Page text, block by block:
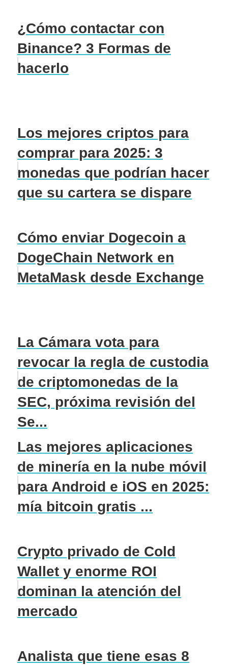
¿Cómo contactar con
Binance? 3 Formas de
hacerlo
Los mejores criptos para
comprar para 2025: 3
monedas que podrían hacer
que su cartera se dispare
Cómo enviar Dogecoin a
DogeChain Network en
MetaMask desde Exchange
La Cámara vota para
revocar la regla de custodia
de criptomonedas de la
SEC, próxima revisión del
Se...
Las mejores aplicaciones
de minería en la nube móvil
para Android e iOS en 2025:
mía bitcoin gratis ...
Crypto privado de Cold
Wallet y enorme ROI
dominan la atención del
mercado
Analista que tiene esas 8